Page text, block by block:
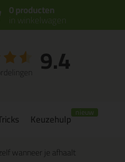
0 producten
in winkelwagen
9.4
Keuzehulp
wanneer je afhaalt